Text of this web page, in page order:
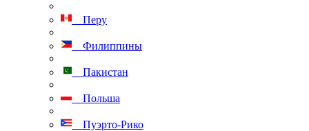
Перу
Филиппины
Пакистан
Польша
Пуэрто-Рико